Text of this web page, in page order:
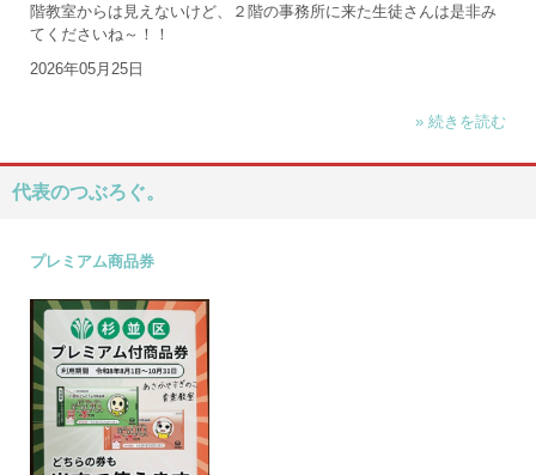
階教室からは見えないけど、２階の事務所に来た生徒さんは是非み
てくださいね～！！
2026年05月25日
» 続きを読む
代表のつぶろぐ。
プレミアム商品券